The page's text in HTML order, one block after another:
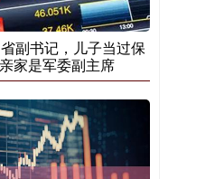
副书记，儿子当过保
家是军委副主席